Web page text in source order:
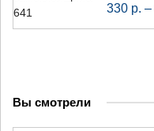
330 р. –
Вы смотрели